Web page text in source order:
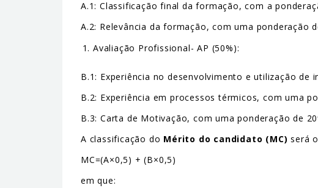
A.1: Classificação final da formação, com a
A.2: Relevância da formação, com uma ponderação
Avaliação Profissional- AP (50%):
B.1: Experiência no desenvolvimento e utilização de
B.2: Experiência em processos térmicos, com uma
B.3: Carta de Motivação, com uma ponderação de
A classificação do Mérito do candidato (MC) será
MC=(A×0,5) + (B×0,5)
em que: